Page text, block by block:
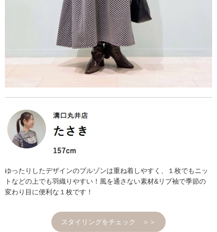
ゆったりしたデザインのブルゾンは重ね着しやすく、１枚でもニッ
トなどの上でも羽織りやすい！風を通さない素材&リブ袖で季節の
変わり目に便利な１枚です！
スタイリングをチェック ＞＞